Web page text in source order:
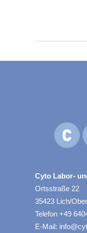
Cyto Labor-
Ortsstraße 22
35423 Lich/
Telefon +49
E-Mail: